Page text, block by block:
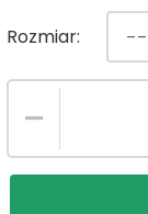
Rozmiar: --